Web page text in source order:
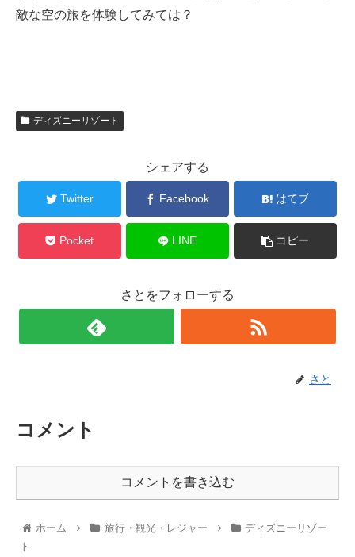
敵な空の旅を体験してみては？
ディズニーリゾート
シェアする
Twitter Facebook はてブ
Pocket LINE コピー
さとをフォローする
さと
コメント
コメントを書き込む
ホーム 旅行・観光・レジャー
ディズニーリゾー
ト